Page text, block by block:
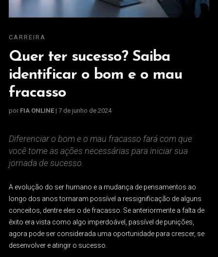
CARREIRA
Quer ter sucesso? Saiba
identificar o bom e o mau
fracasso
por FIA ONLINE | 7 de junho de 2024
Diferenciar o bom e o mau fracasso fará com que
você tome as ações necessárias para iniciar sua
jornada de sucesso.
A evolução do ser humano e a mudança de pensamentos ao
longo dos anos tornaram possível a ressignificação de alguns
conceitos, dentre eles o de fracasso. Se anteriormente a falta de
êxito era vista como algo imperdoável, passível de punições,
agora pode ser considerada uma oportunidade para crescer, se
desenvolver e atingir o sucesso.